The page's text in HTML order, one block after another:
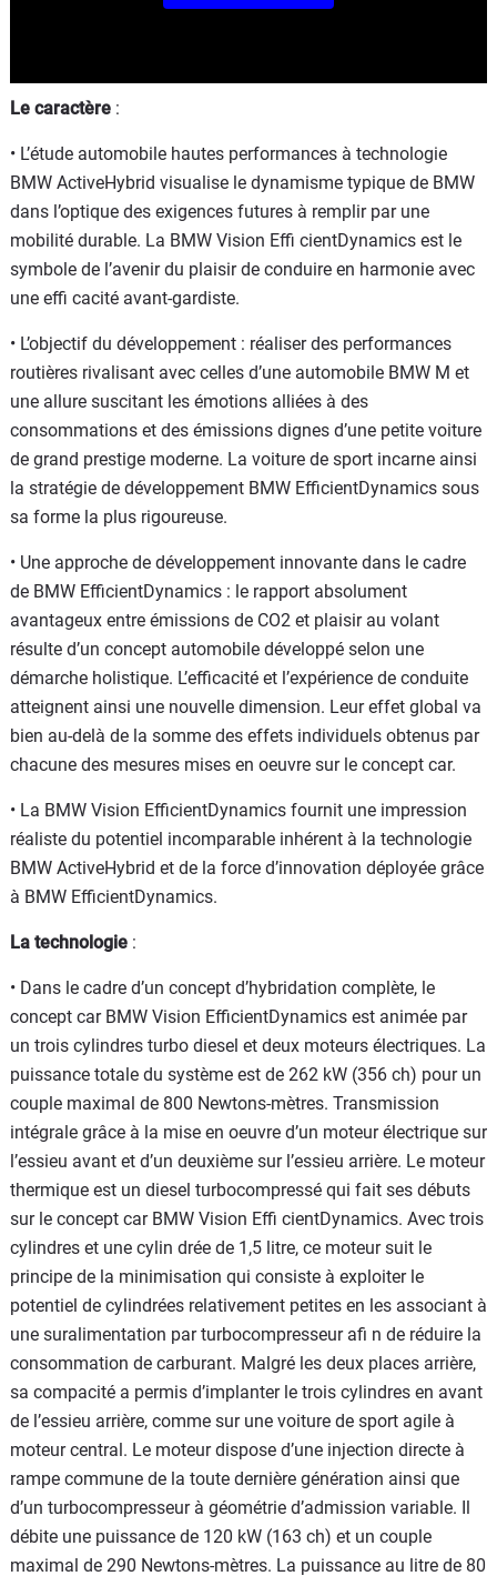
Le caractère :
• L’étude automobile hautes performances à technologie
BMW ActiveHybrid visualise le dynamisme typique de BMW
dans l’optique des exigences futures à remplir par une
mobilité durable. La BMW Vision Effi cientDynamics est le
symbole de l’avenir du plaisir de conduire en harmonie avec
une effi cacité avant-gardiste.
• L’objectif du développement : réaliser des performances
routières rivalisant avec celles d’une automobile BMW M et
une allure suscitant les émotions alliées à des
consommations et des émissions dignes d’une petite voiture
de grand prestige moderne. La voiture de sport incarne ainsi
la stratégie de développement BMW EfficientDynamics sous
sa forme la plus rigoureuse.
• Une approche de développement innovante dans le cadre
de BMW EfficientDynamics : le rapport absolument
avantageux entre émissions de CO2 et plaisir au volant
résulte d’un concept automobile développé selon une
démarche holistique. L’efficacité et l’expérience de conduite
atteignent ainsi une nouvelle dimension. Leur effet global va
bien au-delà de la somme des effets individuels obtenus par
chacune des mesures mises en oeuvre sur le concept car.
• La BMW Vision EfficientDynamics fournit une impression
réaliste du potentiel incomparable inhérent à la technologie
BMW ActiveHybrid et de la force d’innovation déployée grâce
à BMW EfficientDynamics.
La technologie :
• Dans le cadre d’un concept d’hybridation complète, le
concept car BMW Vision EfficientDynamics est animée par
un trois cylindres turbo diesel et deux moteurs électriques. La
puissance totale du système est de 262 kW (356 ch) pour un
couple maximal de 800 Newtons-mètres. Transmission
intégrale grâce à la mise en oeuvre d’un moteur électrique sur
l’essieu avant et d’un deuxième sur l’essieu arrière. Le moteur
thermique est un diesel turbocompressé qui fait ses débuts
sur le concept car BMW Vision Effi cientDynamics. Avec trois
cylindres et une cylin drée de 1,5 litre, ce moteur suit le
principe de la minimisation qui consiste à exploiter le
potentiel de cylindrées relativement petites en les associant à
une suralimentation par turbocompresseur afi n de réduire la
consommation de carburant. Malgré les deux places arrière,
sa compacité a permis d’implanter le trois cylindres en avant
de l’essieu arrière, comme sur une voiture de sport agile à
moteur central. Le moteur dispose d’une injection directe à
rampe commune de la toute dernière génération ainsi que
d’un turbocompresseur à géométrie d’admission variable. Il
débite une puissance de 120 kW (163 ch) et un couple
maximal de 290 Newtons-mètres. La puissance au litre de 80